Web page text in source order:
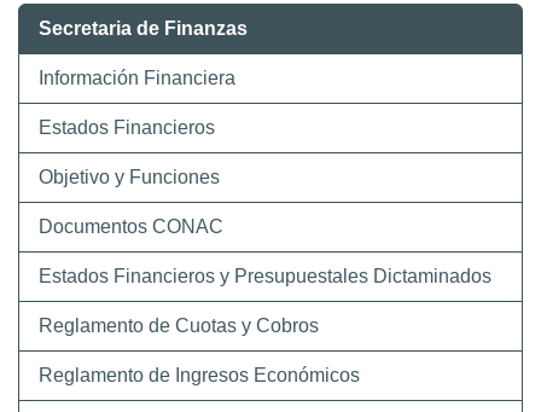
Secretaria de Finanzas
Información Financiera
Estados Financieros
Objetivo y Funciones
Documentos CONAC
Estados Financieros y Presupuestales Dictaminados
Reglamento de Cuotas y Cobros
Reglamento de Ingresos Económicos